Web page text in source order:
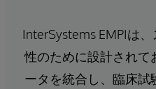
InterSystems EMPIは
性のために設計されて
ータを統合し、臨床試